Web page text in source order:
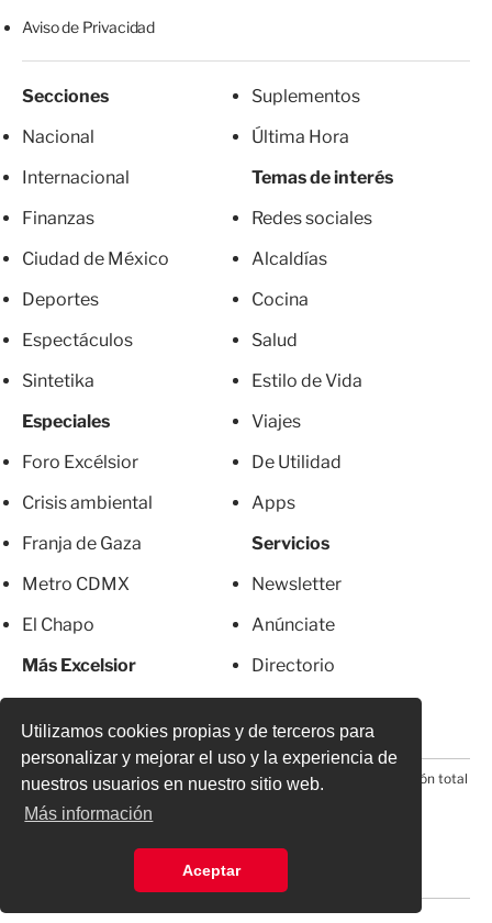
Utilizamos cookies propias y de terceros para
personalizar y mejorar el uso y la experiencia de
nuestros usuarios en nuestro sitio web.
Más información
Aceptar
Aviso de Privacidad
Secciones
Nacional
Internacional
Finanzas
Ciudad de México
Deportes
Espectáculos
Sintetika
Especiales
Foro Excélsior
Crisis ambiental
Franja de Gaza
Metro CDMX
El Chapo
Más Excelsior
Suplementos
Última Hora
Temas de interés
Redes sociales
Alcaldías
Cocina
Salud
Estilo de Vida
Viajes
De Utilidad
Apps
Servicios
Newsletter
Anúnciate
Directorio
© 2026 Todos los derechos reservados. Prohibida la reproducción total
o parcial, incluyendo cualquier medio electrónico*